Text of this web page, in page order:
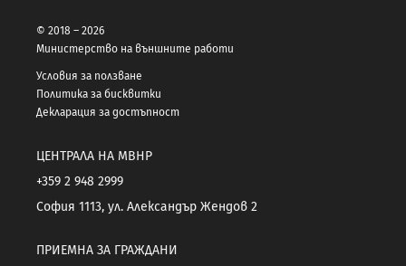
© 2018 – 2026
Министерство на външните работи
Условия за ползване
Политика за бисквитки
Декларация за достъпност
ЦЕНТРАЛА НА МВНР
+359 2 948 2999
София 1113, ул. Александър Жендов 2
ПРИЕМНА ЗА ГРАЖДАНИ